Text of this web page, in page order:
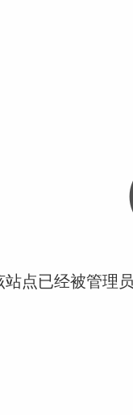
站点已经被管理